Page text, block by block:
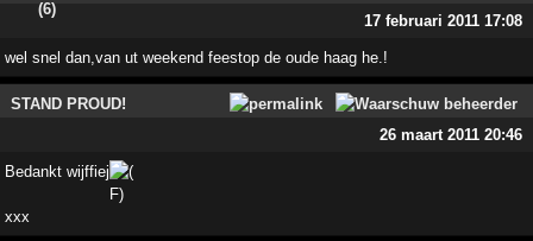
17 februari 2011 17:08
wel snel dan,van ut weekend feestop de oude haag he.!
STAND PROUD!
26 maart 2011 20:46
Bedankt wijffiej
xxx